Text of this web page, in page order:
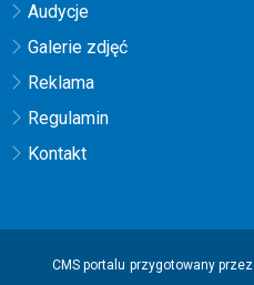
Audycje
Galerie zdjęć
Reklama
Regulamin
Kontakt
CMS portalu przygotowany przez